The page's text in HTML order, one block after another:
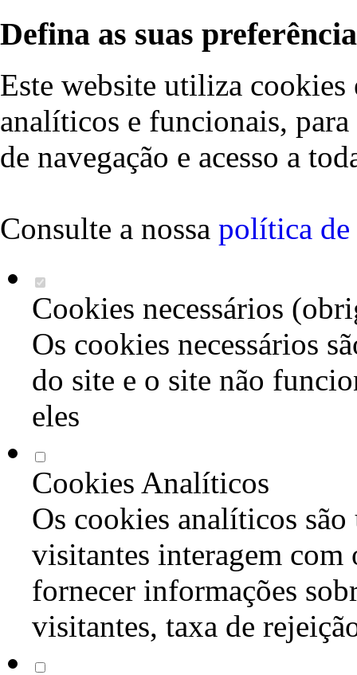
Defina as suas
Este website utiliza cookies
analíticos e funcionais,
de navegação e acesso a
Consulte a nossa política de
Cookies necessários
Os cookies necessários
do site e o site não
eles
Cookies Analíticos
Os cookies analíticos são
visitantes interagem com
fornecer informações
visitantes, taxa de